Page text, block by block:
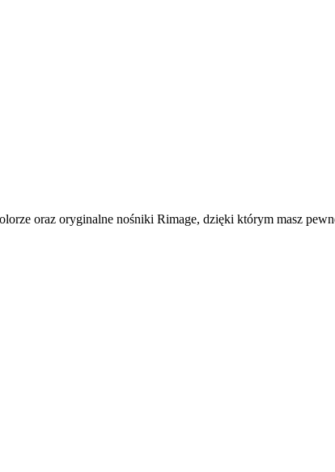
oraz oryginalne nośniki Rimage, dzięki którym masz